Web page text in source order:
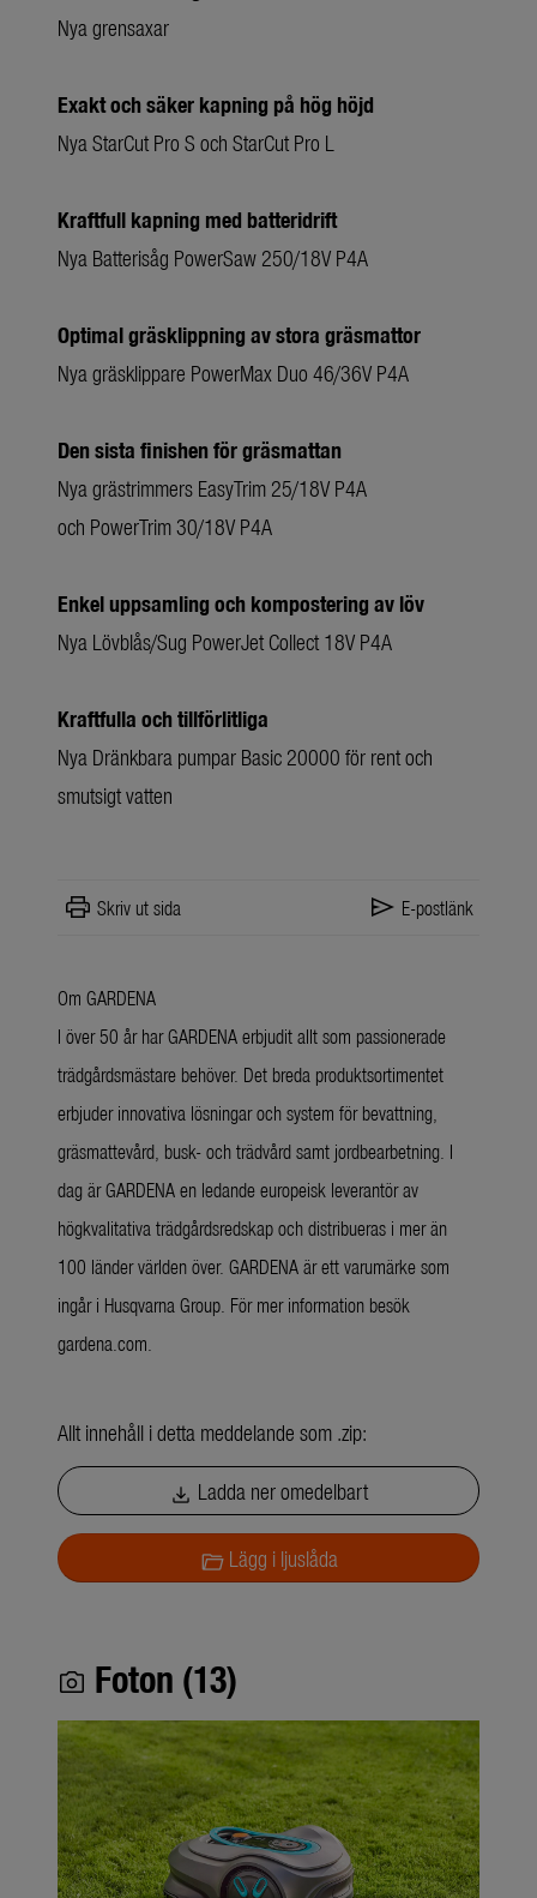
Nya grensaxar
Exakt och säker kapning på hög höjd
Nya StarCut Pro S och StarCut Pro L
Kraftfull kapning med batteridrift
Nya Batterisåg PowerSaw 250/18V P4A
Optimal gräsklippning av stora gräsmattor
Nya gräsklippare PowerMax Duo 46/36V P4A
Den sista finishen för gräsmattan
Nya grästrimmers EasyTrim 25/18V P4A
och PowerTrim 30/18V P4A
Enkel uppsamling och kompostering av löv
Nya Lövblås/Sug PowerJet Collect 18V P4A
Kraftfulla och tillförlitliga
Nya Dränkbara pumpar Basic 20000 för rent och
smutsigt vatten
print Skriv ut sida send E-postlänk
Om GARDENA
I över 50 år har GARDENA erbjudit allt som passionerade
trädgårdsmästare behöver. Det breda produktsortimentet
erbjuder innovativa lösningar och system för bevattning,
gräsmattevård, busk- och trädvård samt jordbearbetning. I
dag är GARDENA en ledande europeisk leverantör av
högkvalitativa trädgårdsredskap och distribueras i mer än
100 länder världen över. GARDENA är ett varumärke som
ingår i Husqvarna Group. För mer information besök
gardena.com.
Allt innehåll i detta meddelande som .zip:
download Ladda ner omedelbart
folder_openLägg i ljuslåda
photo_camera Foton (13)